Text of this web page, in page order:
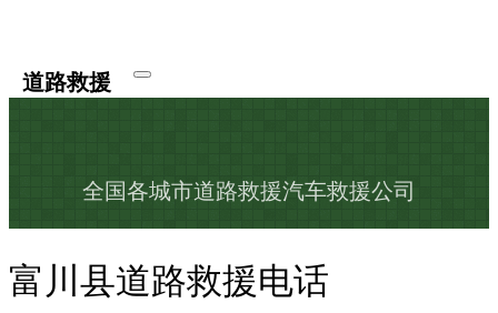
道路救援
全国各城市道路救援汽车救援公司
富川县道路救援电话